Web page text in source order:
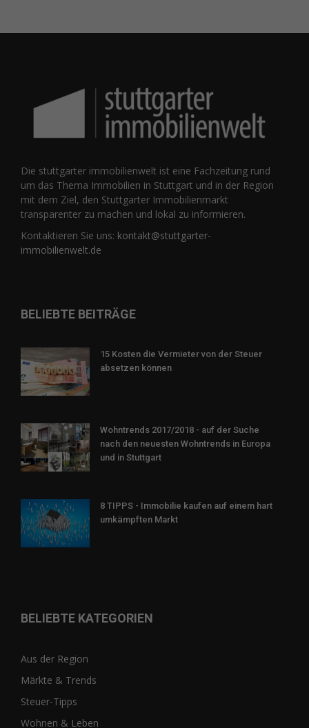
Die stuttgarter immobilienwelt ist eine Fachzeitung rund
um das Thema Immobilien in Stuttgart und in der Region
mit dem Ziel, den Stuttgarter Immobilienmarkt
transparenter zu machen und lokal zu informieren.
Kontaktieren Sie uns: kontakt@stuttgarter-
immobilienwelt.de
BELIEBTE BEITRÄGE
15 Kosten die Vermieter von der Steuer
absetzen können
Wohntrends 2017/2018 - auf der Suche
nach den neuesten Wohntrends in Europa
und in Stuttgart
8 TIPPS - Immobilie kaufen auf einem hart
umkämpften Markt
BELIEBTE KATEGORIEN
Aus der Region
Märkte & Trends
Steuer-Tipps
Wohnen & Leben